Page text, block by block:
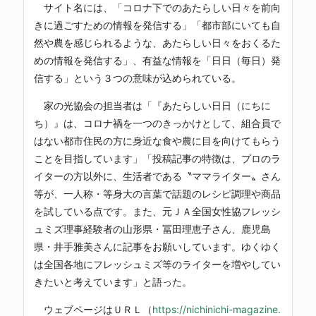
サイト名には、「コロナ下でのあたらしい日々を前向
きに過ごすための情報を発信する」「都市部にいても自
然や農を感じられるような、あたらしい日々をおくるた
めの情報を発信する」、有益な情報を「日日（毎日）発
信する」という３つの意味が込められている。
家の光協会の担当者は「『あたらしい日日（にちに
ち）』は、コロナ禍を一つのきっかけとして、組合員で
はない都市住民の方に身近な食や農に目を向けてもらう
ことを目指しています」「投稿記事の特徴は、プロのラ
イターの方以外に、生活者である〝ママライター〟さん
等が、一人称・等身大の言葉で話題のレシピ調理や商品
を試している点です。また、元ＪＡ全国女性協フレッシ
ュミズ理事経験者の山形県・冨田理恵子さん、鹿児島
県・井手雅美さんに記事をお願いしています。ゆくゆく
は全国各地にフレッシュミズ等のライターを増やしてい
きたいと考えています」と語った。
ウェブページはＵＲＬ（https://nichinichi-magazine.